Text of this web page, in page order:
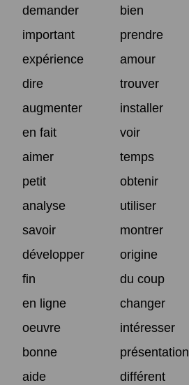
demander
bien
important
prendre
expérience
amour
dire
trouver
augmenter
installer
en fait
voir
aimer
temps
petit
obtenir
analyse
utiliser
savoir
montrer
développer
origine
fin
du coup
en ligne
changer
oeuvre
intéresser
bonne
présentation
aide
différent